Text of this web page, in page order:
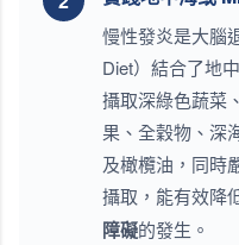
慢性發炎是大腦
Diet）結合了地
攝取深綠色蔬菜
果、全穀物、深
及橄欖油，同時
攝取，能有效降
障礙的發生。